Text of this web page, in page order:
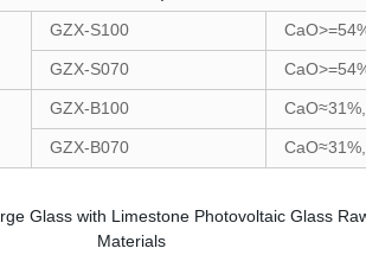
GZX-S100 CaO>=
GZX-S070 CaO>=
GZX-B100 CaO≈31
GZX-B070 CaO≈31